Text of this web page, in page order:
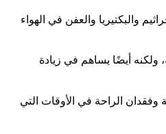
والبكتيريا والعفن في الهواء
ولكنه أيضًا يساهم في زيادة
الراحة في الأوقات التي